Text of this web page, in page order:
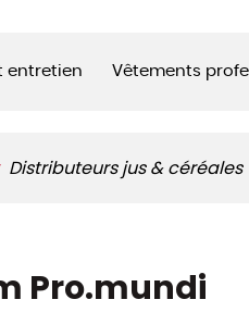
entretien Vêtements
Distributeurs jus & céréales
Pro.mundi